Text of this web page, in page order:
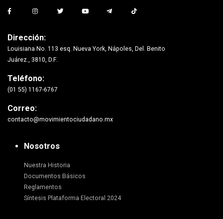
Dirección:
Louisiana No. 113 esq. Nueva York, Nápoles, Del. Benito
Juárez., 3810, D.F.
Teléfono:
(01 55) 1167-6767
Correo:
contacto@movimientociudadano.mx
Nosotros
Nuestra Historia
Documentos Básicos
Reglamentos
Síntesis Plataforma Electoral 2024